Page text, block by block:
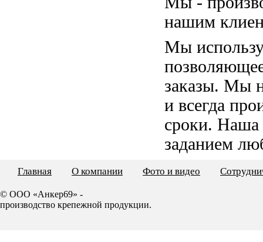
нашим
Мы
заказы. Мы
и всегда
сроки. Наша
заданием
Главная О компании Фото и видео
© ООО «Анкер69» -
производство крепежной продукции.